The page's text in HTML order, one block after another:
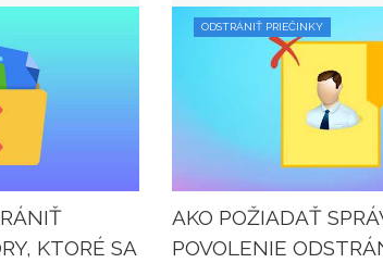
KTORÉ SA
ODSTRÁNIŤ PRIEČINKY
AKO POŽIADAŤ
POVOLENIE